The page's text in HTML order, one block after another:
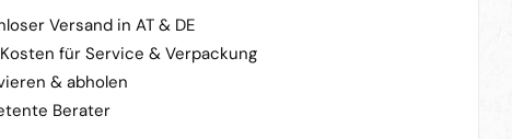
Versand in AT & DE
für Service & Verpackung
& abholen
Berater